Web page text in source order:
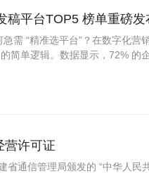
稿平台TOP5 榜单重磅发
需 “精准选平台”？在数字化营
简单逻辑。数据显示，72% 的
营许可证
省通信管理局颁发的 “中华人民